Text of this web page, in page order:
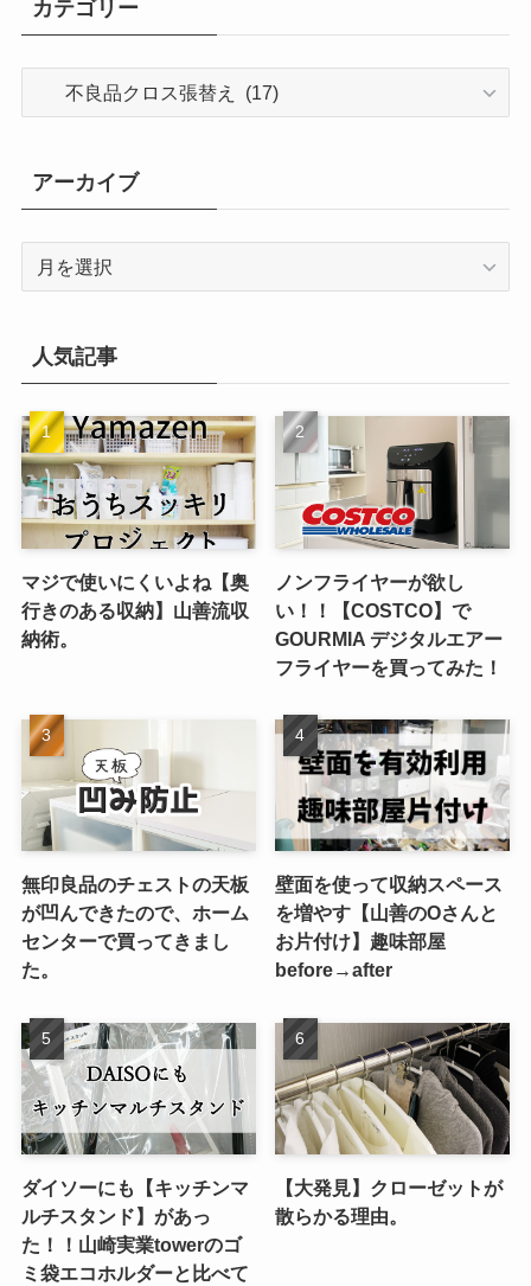
カテゴリー
リ
ー
アーカイブ
ブ
人気記事
マジで使いにくいよね【奥
行きのある収納】山善流収
納術。
ノンフライヤーが欲し
い！！【COSTCO】で
GOURMIA デジタルエアー
フライヤーを買ってみた！
無印良品のチェストの天板
が凹んできたので、ホーム
センターで買ってきまし
た。
壁面を使って収納スペース
を増やす【山善のOさんと
お片付け】趣味部屋
before→after
ダイソーにも【キッチンマ
ルチスタンド】があっ
た！！山崎実業towerのゴ
ミ袋エコホルダーと比べて
【大発見】クローゼットが
散らかる理由。